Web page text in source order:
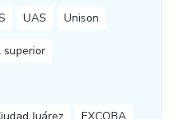
UAS Unison
superior